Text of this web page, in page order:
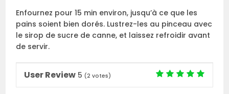
Enfournez pour 15 min environ, jusqu’à ce que les
pains soient bien dorés. Lustrez-les au pinceau avec
le sirop de sucre de canne, et laissez refroidir avant
de servir.
User Review 5 (2 votes)